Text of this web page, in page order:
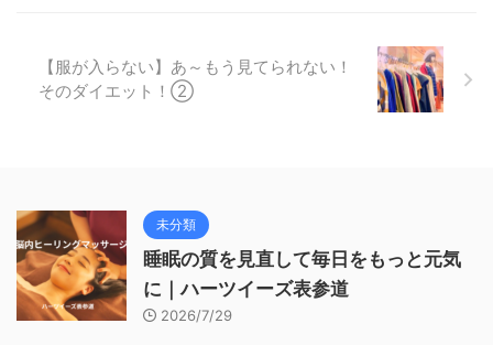
【服が入らない】あ～もう見てられない！
そのダイエット！②
未分類
睡眠の質を見直して毎日をもっと元気
に｜ハーツイーズ表参道
2026/7/29